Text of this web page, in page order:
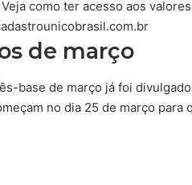
como ter acesso aos
de março
base de março já foi
no dia 25 de março para